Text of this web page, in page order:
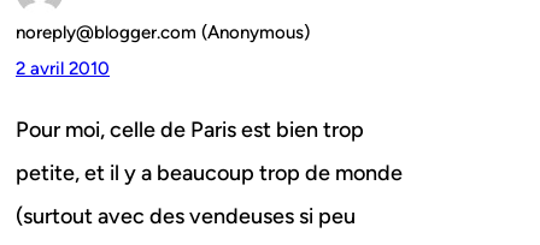
noreply@blogger.com (Anonymous)
2 avril 2010
Pour moi, celle de Paris est bien trop
petite, et il y a beaucoup trop de monde
(surtout avec des vendeuses si peu